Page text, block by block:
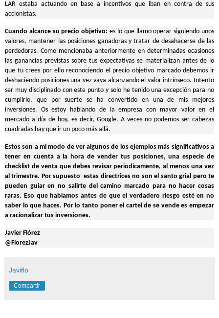
LAR estaba actuando en base a incentivos que iban en contra de sus
accionistas.
Cuando alcance su precio objetivo: es lo que llamo operar siguiendo unos
valores, mantener las posiciones ganadoras y tratar de desahacerse de las
perdedoras. Como mencionaba anteriormente en determinadas ocasiones
las ganancias previstas sobre tus expectativas se materializan antes de lo
que tu crees por ello reconociendo el precio objetivo marcado debemos ir
deshaciendo posiciones una vez vaya alcanzando el valor intrínseco. Intento
ser muy disciplinado con este punto y solo he tenido una excepción para no
cumplirlo, que por suerte se ha convertido en una de mis mejores
inversiones. Os estoy hablando de la empresa con mayor valor en el
mercado a día de hoy, es decir, Google. A veces no podemos ser cabezas
cuadradas hay que ir un poco más allá.
Estos son a mi modo de ver algunos de los ejemplos más significativos a
tener en cuenta a la hora de vender tus posiciones, una especie de
checklist de venta que debes revisar periodicamente, al menos una vez
al trimestre. Por supuesto estas directrices no son el santo grial pero te
pueden guiar en no salirte del camino marcado para no hacer cosas
raras. Eso que hablamos antes de que el verdadero riesgo esté en no
saber lo que haces. Por lo tanto poner el cartel de se vende es empezar
a racionalizar tus inversiones.
Javier Flórez
@FlorezJav
Javiflo
Compartir